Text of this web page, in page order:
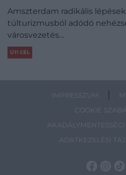
Amszterdam radikális
túlturizmusból adódó
városvezetés…
ÚTI CÉL